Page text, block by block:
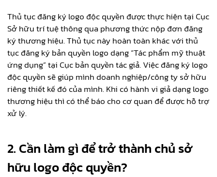
Thủ tục đăng ký logo độc quyền được thực hiện tại Cục
Sở hữu trí tuệ thông qua phương thức nộp đơn đăng
ký thương hiệu. Thủ tục này hoàn toàn khác với thủ
tục đăng ký bản quyền logo dạng “Tác phẩm mỹ thuật
ứng dụng” tại Cục bản quyền tác giả. Việc đăng ký logo
độc quyền sẽ giúp mình doanh nghiệp/công ty sở hữu
riêng thiết kế đó của mình. Khi có hành vi giả dạng logo
thương hiệu thì có thể báo cho cơ quan để được hỗ trợ
xử lý.
2. Cần làm gì để trở thành chủ sở
hữu logo độc quyền?